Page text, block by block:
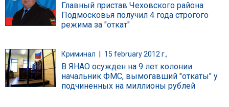
Главный пристав Чеховского района
Подмосковья получил 4 года строгого
режима за "откат"
Криминал 15 february 2012 г.,
В ЯНАО осужден на 9 лет колонии
начальник ФМС, вымогавший "откаты" у
подчиненных на миллионы рублей